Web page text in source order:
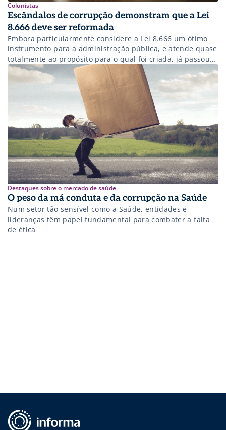
Colunistas
Escândalos de corrupção demonstram que a Lei
8.666 deve ser reformada
Embora particularmente considere a Lei 8.666 um ótimo
instrumento para a administração pública, e atende quase
totalmente ao propósito para o qual foi criada, já passou
da hora de passar por uma revisão. Analisando “friamente”
os escândalos de corrupção que ganharam os noticiários
nos últimos anos: Entre as empresas envolvidas estão
algumas das que são […]
Destaques sobre o mercado de saúde
O peso da má conduta e da corrupção na Saúde
Num setor tão sensível como a Saúde, entidades e
lideranças têm papel fundamental para combater a falta
de ética